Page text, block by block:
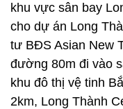
khu vực sân bay
cho dự án Long
tư BĐS Asian New
đường 80m đi vào
khu đô thị vệ tinh
2km, Long Thành